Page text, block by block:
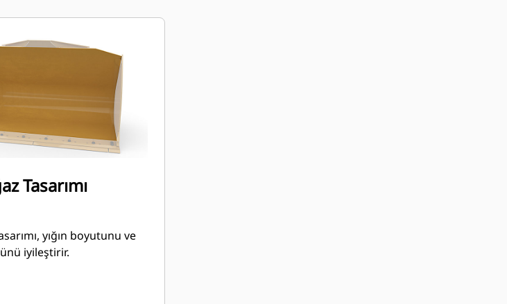
Tasarımı
yığın boyutunu ve
iyileştirir.